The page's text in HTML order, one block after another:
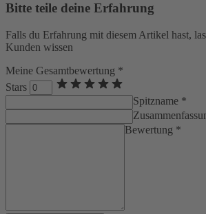
Bitte teile deine Erfahrung
Falls du Erfahrung mit diesem Artikel hast,
Kunden wissen
Meine Gesamtbewertung *
Stars
Spitzname *
Bewertung *